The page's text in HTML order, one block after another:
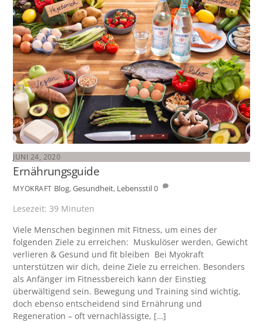
JUNI 24, 2020
Ernährungsguide
MYOKRAFT Blog,Gesundheit, Lebensstil0
Lesezeit: 39 Minuten
Viele Menschen beginnen mit Fitness, um eines der
folgenden Ziele zu erreichen: Muskulöser werden, Gewicht
verlieren & Gesund und fit bleiben Bei Myokraft
unterstützen wir dich, deine Ziele zu erreichen. Besonders
als Anfänger im Fitnessbereich kann der Einstieg
überwältigend sein. Bewegung und Training sind wichtig,
doch ebenso entscheidend sind Ernährung und
Regeneration – oft vernachlässigte, […]